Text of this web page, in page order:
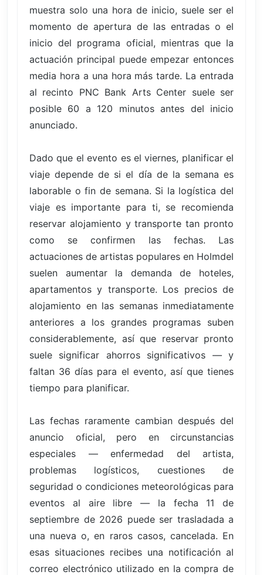
muestra solo una hora de inicio, suele ser el
momento de apertura de las entradas o el
inicio del programa oficial, mientras que la
actuación principal puede empezar entonces
media hora a una hora más tarde. La entrada
al recinto PNC Bank Arts Center suele ser
posible 60 a 120 minutos antes del inicio
anunciado.
Dado que el evento es el viernes, planificar el
viaje depende de si el día de la semana es
laborable o fin de semana. Si la logística del
viaje es importante para ti, se recomienda
reservar alojamiento y transporte tan pronto
como se confirmen las fechas. Las
actuaciones de artistas populares en Holmdel
suelen aumentar la demanda de hoteles,
apartamentos y transporte. Los precios de
alojamiento en las semanas inmediatamente
anteriores a los grandes programas suben
considerablemente, así que reservar pronto
suele significar ahorros significativos — y
faltan 36 días para el evento, así que tienes
tiempo para planificar.
Las fechas raramente cambian después del
anuncio oficial, pero en circunstancias
especiales — enfermedad del artista,
problemas logísticos, cuestiones de
seguridad o condiciones meteorológicas para
eventos al aire libre — la fecha 11 de
septiembre de 2026 puede ser trasladada a
una nueva o, en raros casos, cancelada. En
esas situaciones recibes una notificación al
correo electrónico utilizado en la compra de